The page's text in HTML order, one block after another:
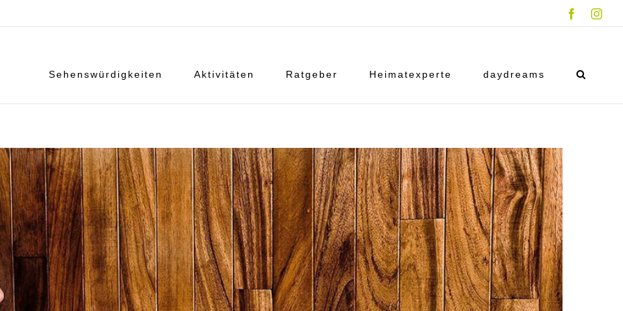
Facebook
Sehenswürdigkeiten Aktivitäten Ratgeber Heimatexperte daydreams